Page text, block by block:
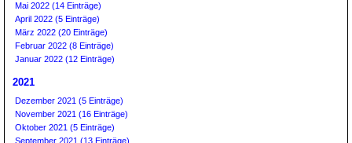
Mai 2022 (14 Einträge)
April 2022 (5 Einträge)
März 2022 (20 Einträge)
Februar 2022 (8 Einträge)
Januar 2022 (12 Einträge)
2021
Dezember 2021 (5 Einträge)
November 2021 (16 Einträge)
Oktober 2021 (5 Einträge)
September 2021 (13 Einträge)